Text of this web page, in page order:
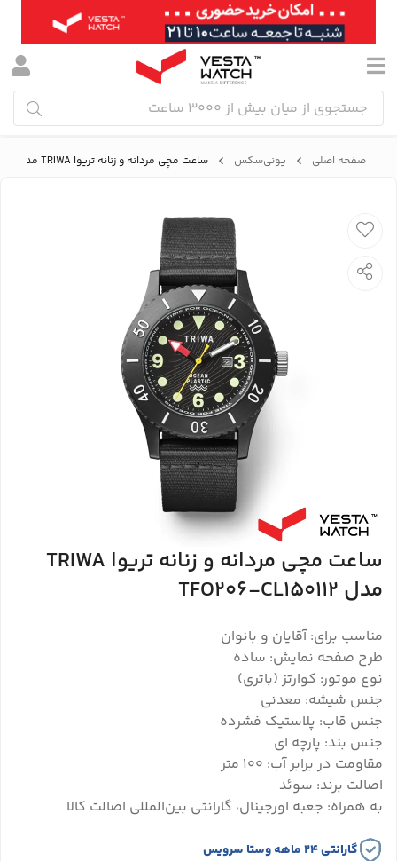
صفحه اصلی یونی‌سکس ساعت مچی مردانه و زنانه تریوا TRIWA مدل TFO206-CL150112
ساعت مچی مردانه و زنانه تریوا TRIWA
مدل TFO206-CL150112
مناسب برای: آقایان و بانوان
طرح صفحه نمایش: ساده
نوع موتور: کوارتز (باتری)
جنس شیشه: معدنی
جنس قاب: پلاستیک فشرده
جنس بند: پارچه ای
مقاومت در برابر آب: 100 متر
اصالت برند: سوئد
به همراه: جعبه اورجینال، گارانتی بین‌المللی اصالت کالا
گارانتی ۲۴ ماهه وستا سرویس